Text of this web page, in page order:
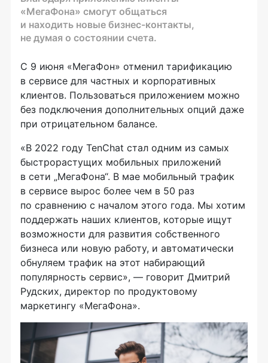
«МегаФона» смогут общаться
и находить новые бизнес-контакты,
не думая о состоянии счета.
С 9 июня «МегаФон» отменил тарификацию
в сервисе для частных и корпоративных
клиентов. Пользоваться приложением можно
без подключения дополнительных опций даже
при отрицательном балансе.
«В 2022 году TenChat стал одним из самых
быстрорастущих мобильных приложений
в сети „МегаФона“. В мае мобильный трафик
в сервисе вырос более чем в 50 раз
по сравнению с началом этого года. Мы хотим
поддержать наших клиентов, которые ищут
возможности для развития собственного
бизнеса или новую работу, и автоматически
обнуляем трафик на этот набирающий
популярность сервис», — говорит Дмитрий
Рудских, директор по продуктовому
маркетингу «МегаФона».